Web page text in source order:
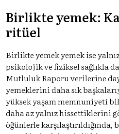
Birlikte yemek:
ritüel
Birlikte yemek yemek ise
psikolojik ve fiziksel sağlıkla
Mutluluk Raporu verilerine
yemeklerini daha sık
yüksek yaşam memnuniyeti
daha az yalnız hissettiklerini
öğünlerle